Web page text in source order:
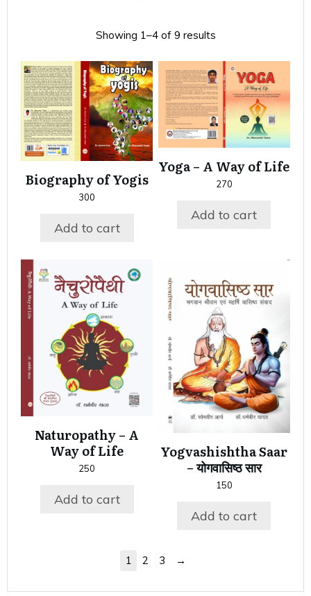
Showing 1–4 of 9 results
Biography of Yogis
300
Add to cart
Yoga – A Way of Life
270
Add to cart
Naturopathy – A
Way of Life
250
Add to cart
Yogvashishtha Saar
– योगवासिष्ठ सार
150
Add to cart
1 2 3 →